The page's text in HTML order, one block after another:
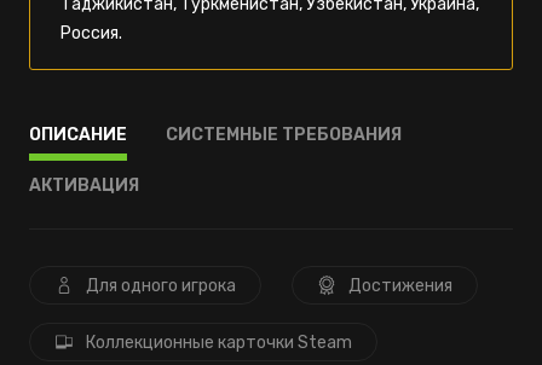
Таджикистан, Туркменистан, Узбекистан, Украина,
Россия.
ОПИСАНИЕ СИСТЕМНЫЕ ТРЕБОВАНИЯ
АКТИВАЦИЯ
Для одного игрока Достижения
Коллекционные карточки Steam